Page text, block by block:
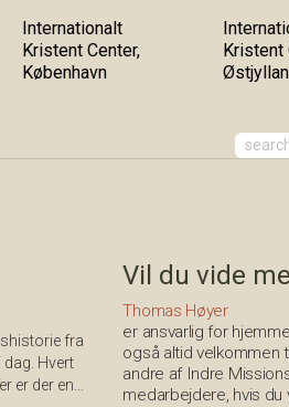
Internationalt
Kristent Center,
København
Kristent
fra
Hvert
der en...
Vil du vide
Thomas Høyer
er ansvarlig for
også altid velkommen
andre af Indre
medarbejdere, hvis du